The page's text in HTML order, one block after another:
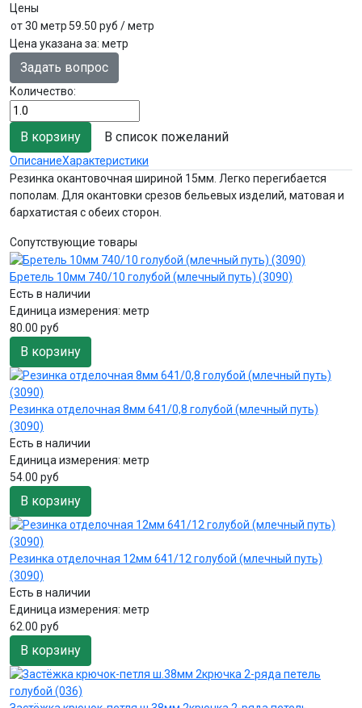
Цены
от 30 метр 59.50 руб / метр
Цена указана за: метр
Задать вопрос
Количество:
В список пожеланий
ОписаниеХарактеристики
Резинка окантовочная шириной 15мм. Легко перегибается
пополам. Для окантовки срезов бельевых изделий, матовая и
бархатистая с обеих сторон.
Сопутствующие товары
Бретель 10мм 740/10 голубой (млечный путь) (3090)
Есть в наличии
Единица измерения: метр
80.00 руб
В корзину
Резинка отделочная 8мм 641/0,8 голубой (млечный путь)
(3090)
Есть в наличии
Единица измерения: метр
54.00 руб
В корзину
Резинка отделочная 12мм 641/12 голубой (млечный путь)
(3090)
Есть в наличии
Единица измерения: метр
62.00 руб
В корзину